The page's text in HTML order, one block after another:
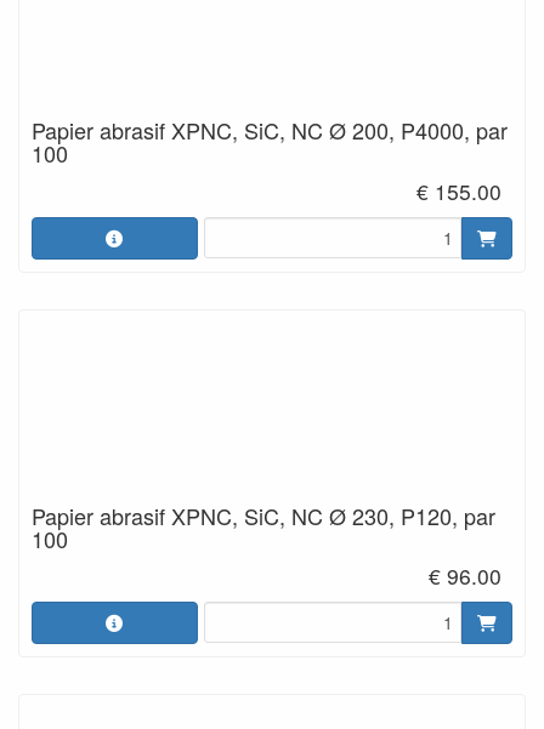
Papier abrasif XPNC, SiC, NC Ø 200, P4000, par
100
€ 155.00
Papier abrasif XPNC, SiC, NC Ø 230, P120, par
100
€ 96.00